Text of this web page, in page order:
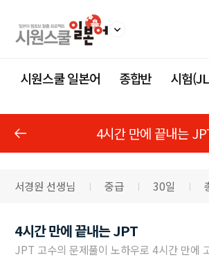
시원스쿨 일본어 종합반 시험
4시간 만에 끝내는
서경원 선생님 중급 30일
4시간 만에 끝내는 JPT
JPT 고수의 문제풀이 노하우로 4시간 만에